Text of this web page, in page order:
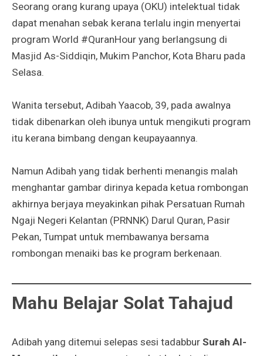
Seorang orang kurang upaya (OKU) intelektual tidak
dapat menahan sebak kerana terlalu ingin menyertai
program World #QuranHour yang berlangsung di
Masjid As-Siddiqin, Mukim Panchor, Kota Bharu pada
Selasa.
Wanita tersebut, Adibah Yaacob, 39, pada awalnya
tidak dibenarkan oleh ibunya untuk mengikuti program
itu kerana bimbang dengan keupayaannya.
Namun Adibah yang tidak berhenti menangis malah
menghantar gambar dirinya kepada ketua rombongan
akhirnya berjaya meyakinkan pihak Persatuan Rumah
Ngaji Negeri Kelantan (PRNNK) Darul Quran, Pasir
Pekan, Tumpat untuk membawanya bersama
rombongan menaiki bas ke program berkenaan.
Mahu Belajar Solat Tahajud
Adibah yang ditemui selepas sesi tadabbur Surah Al-